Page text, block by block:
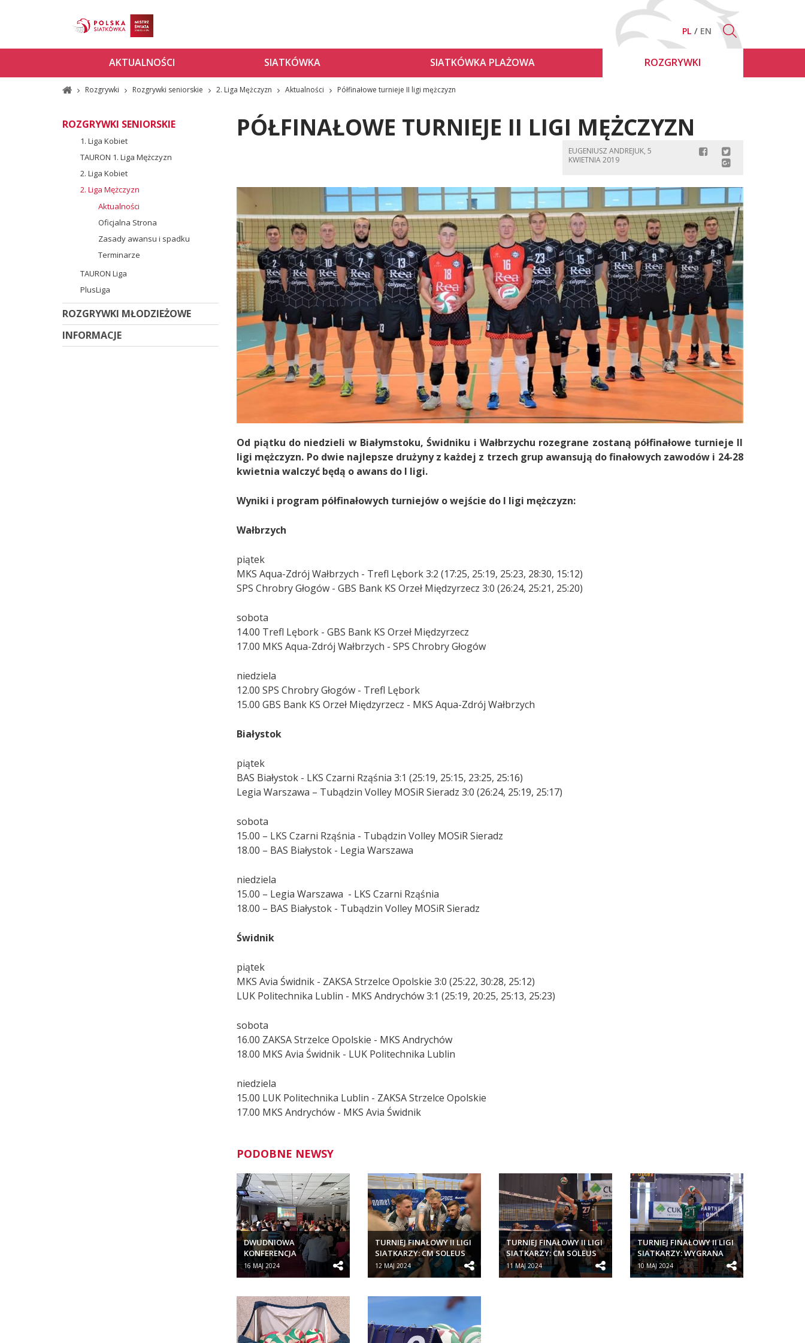
PL EN
AKTUALNOŚCI SIATKÓWKA SIATKÓWKA PLAŻOWA ROZGRYWKI
Rozgrywki Rozgrywki seniorskie 2. Liga Mężczyzn Aktualności Półfinałowe turnieje II ligi mężczyzn
ROZGRYWKI SENIORSKIE
1. Liga Kobiet
TAURON 1. Liga Mężczyzn
2. Liga Kobiet
2. Liga Mężczyzn
Aktualności
Oficjalna Strona
Zasady awansu i spadku
Terminarze
TAURON Liga
PlusLiga
ROZGRYWKI MŁODZIEŻOWE
INFORMACJE
PÓŁFINAŁOWE TURNIEJE II LIGI MĘŻCZYZN
EUGENIUSZ ANDREJUK, 5
KWIETNIA 2019
Od piątku do niedzieli w Białymstoku, Świdniku i Wałbrzychu rozegrane zostaną półfinałowe turnieje II
ligi mężczyzn. Po dwie najlepsze drużyny z każdej z trzech grup awansują do finałowych zawodów i 24-28
kwietnia walczyć będą o awans do I ligi.
Wyniki i program półfinałowych turniejów o wejście do I ligi mężczyzn:
Wałbrzych
piątek
MKS Aqua-Zdrój Wałbrzych - Trefl Lębork 3:2 (17:25, 25:19, 25:23, 28:30, 15:12)
SPS Chrobry Głogów - GBS Bank KS Orzeł Międzyrzecz 3:0 (26:24, 25:21, 25:20)
sobota
14.00 Trefl Lębork - GBS Bank KS Orzeł Międzyrzecz
17.00 MKS Aqua-Zdrój Wałbrzych - SPS Chrobry Głogów
niedziela
12.00 SPS Chrobry Głogów - Trefl Lębork
15.00 GBS Bank KS Orzeł Międzyrzecz - MKS Aqua-Zdrój Wałbrzych
Białystok
piątek
BAS Białystok - LKS Czarni Rząśnia 3:1 (25:19, 25:15, 23:25, 25:16)
Legia Warszawa – Tubądzin Volley MOSiR Sieradz 3:0 (26:24, 25:19, 25:17)
sobota
15.00 – LKS Czarni Rząśnia - Tubądzin Volley MOSiR Sieradz
18.00 – BAS Białystok - Legia Warszawa
niedziela
15.00 – Legia Warszawa - LKS Czarni Rząśnia
18.00 – BAS Białystok - Tubądzin Volley MOSiR Sieradz
Świdnik
piątek
MKS Avia Świdnik - ZAKSA Strzelce Opolskie 3:0 (25:22, 30:28, 25:12)
LUK Politechnika Lublin - MKS Andrychów 3:1 (25:19, 20:25, 25:13, 25:23)
sobota
16.00 ZAKSA Strzelce Opolskie - MKS Andrychów
18.00 MKS Avia Świdnik - LUK Politechnika Lublin
niedziela
15.00 LUK Politechnika Lublin - ZAKSA Strzelce Opolskie
17.00 MKS Andrychów - MKS Avia Świdnik
PODOBNE NEWSY
DWUDNIOWA
KONFERENCJA
LICENCYJNA PZPS DLA
TRENERÓW SZCZEBLA...
16 MAJ 2024
TURNIEJ FINAŁOWY II LIGI
SIATKARZY: CM SOLEUS
KLUB SPORTOWY...
12 MAJ 2024
TURNIEJ FINAŁOWY II LIGI
SIATKARZY: CM SOLEUS
KLUB SPORTOWY...
11 MAJ 2024
TURNIEJ FINAŁOWY II LIGI
SIATKARZY: WYGRANA
CM SOLEUS KLUB
SPORTOWY...
10 MAJ 2024